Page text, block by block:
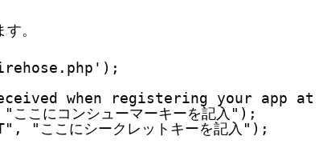
。
when registering your app at
ここにコンシューマーキーを記入");
"ここにシークレットキーを記入");